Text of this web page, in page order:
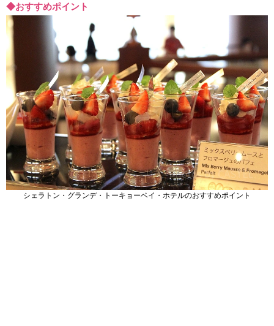
◆おすすめポイント
シェラトン・グランデ・トーキョーベイ・ホテルのおすすめポイント